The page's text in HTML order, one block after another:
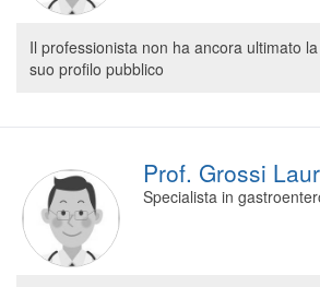
Il professionista non ha ancora ultimato
suo profilo pubblico
Prof. Grossi
Specialista in